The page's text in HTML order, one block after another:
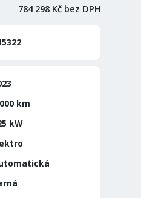
784 298 Kč bez DPH
km
kW